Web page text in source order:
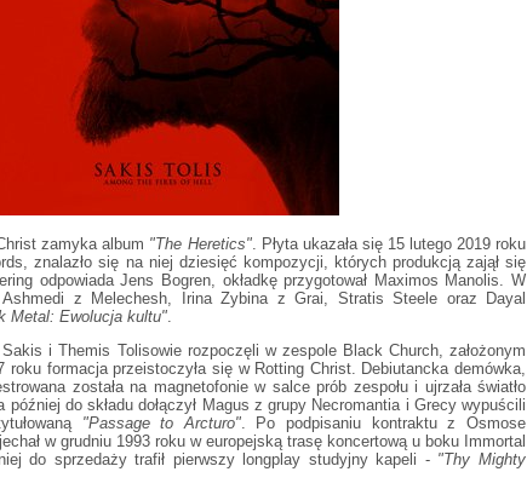
zamyka album "The Heretics". Płyta ukazała się 15 lutego 2019 roku
znalazło się na niej dziesięć kompozycji, których produkcją zajął się
odpowiada Jens Bogren, okładkę przygotował Maximos Manolis. W
z Melechesh, Irina Zybina z Grai, Stratis Steele oraz Dayal
Metal: Ewolucja kultu".
i Themis Tolisowie rozpoczęli w zespole Black Church, założonym
roku formacja przeistoczyła się w Rotting Christ. Debiutancka demówka,
została na magnetofonie w salce prób zespołu i ujrzała światło
do składu dołączył Magus z grupy Necromantia i Grecy wypuścili
"Passage to Arcturo". Po podpisaniu kontraktu z Osmose
w grudniu 1993 roku w europejską trasę koncertową u boku Immortal
do sprzedaży trafił pierwszy longplay studyjny kapeli - "Thy Mighty